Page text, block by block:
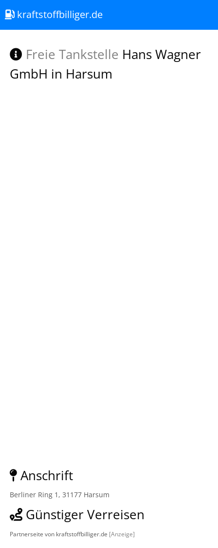
kraftstoffbilliger.de
Freie Tankstelle Hans Wagner
GmbH in Harsum
Anschrift
Berliner Ring 1, 31177 Harsum
Günstiger Verreisen
Partnerseite von kraftstoffbilliger.de [Anzeige]